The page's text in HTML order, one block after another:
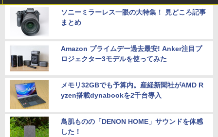
ソニーミラーレス一眼の大特集！ 見どころ記事
まとめ
Amazon プライムデー過去最安! Anker注目プ
ロジェクター3モデルを使ってみた
メモリ32GBでも予算内。産経新聞社がAMD R
yzen搭載dynabookを2千台導入
鳥肌ものの「DENON HOME」サウンドを体感
した！